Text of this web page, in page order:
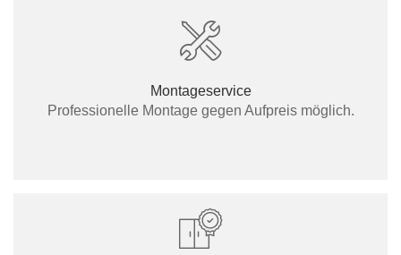
Montageservice
Professionelle Montage gegen Aufpreis möglich.